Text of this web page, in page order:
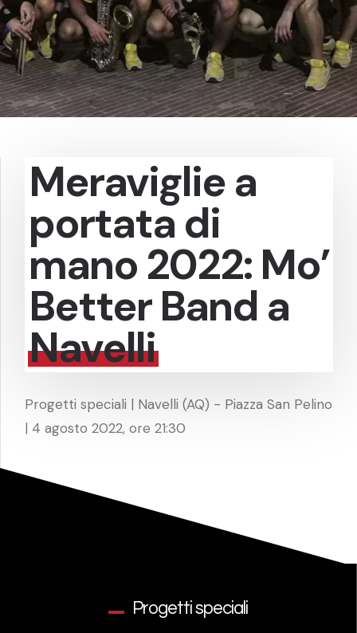
Meraviglie a
portata di
mano 2022: Mo’
Better Band a
Navelli
Progetti speciali | Navelli (AQ) - Piazza San Pelino
| 4 agosto 2022, ore 21:30
Progetti speciali